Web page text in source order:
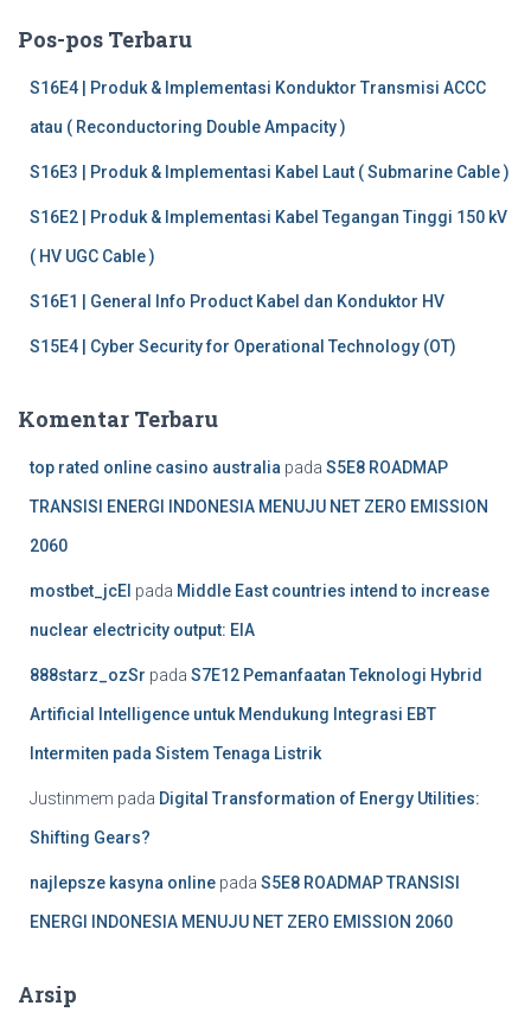
u
Pos-pos Terbaru
S16E4 | Produk & Implementasi Konduktor Transmisi ACCC
atau ( Reconductoring Double Ampacity )
S16E3 | Produk & Implementasi Kabel Laut ( Submarine Cable )
S16E2 | Produk & Implementasi Kabel Tegangan Tinggi 150 kV
( HV UGC Cable )
S16E1 | General Info Product Kabel dan Konduktor HV
S15E4 | Cyber Security for Operational Technology (OT)
Komentar Terbaru
top rated online casino australia pada S5E8 ROADMAP
TRANSISI ENERGI INDONESIA MENUJU NET ZERO EMISSION
2060
mostbet_jcEl pada Middle East countries intend to increase
nuclear electricity output: EIA
888starz_ozSr pada S7E12 Pemanfaatan Teknologi Hybrid
Artificial Intelligence untuk Mendukung Integrasi EBT
Intermiten pada Sistem Tenaga Listrik
Justinmem pada Digital Transformation of Energy Utilities:
Shifting Gears?
najlepsze kasyna online pada S5E8 ROADMAP TRANSISI
ENERGI INDONESIA MENUJU NET ZERO EMISSION 2060
Arsip